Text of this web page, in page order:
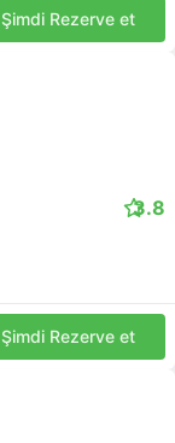
Şimdi Rezerve et
3.8
Şimdi Rezerve et